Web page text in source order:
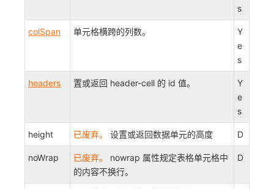
s
colSpan 单元格横跨的列数。
Y
e
s
headers 置或返回 header-cell 的 id 值。
Y
e
s
height 已废弃。 设置或返回数据单元的高度 D
noWrap 已废弃。
nowrap 属性规定表格单元格中
的内容不换行。
D